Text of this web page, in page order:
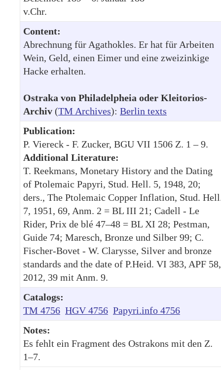
v.Chr.
Content:
Abrechnung für Agathokles. Er hat für Arbeiten
Wein, Geld, einen Eimer und eine zweizinkige
Hacke erhalten.
Ostraka von Philadelpheia oder Kleitorios-
Archiv (TM Archives): Berlin texts
Publication:
P. Viereck - F. Zucker, BGU VII 1506 Z. 1 – 9.
Additional Literature:
T. Reekmans, Monetary History and the Dating
of Ptolemaic Papyri, Stud. Hell. 5, 1948, 20;
ders., The Ptolemaic Copper Inflation, Stud.
7, 1951, 69, Anm. 2 = BL III 21; Cadell - Le
Rider, Prix de blé 47–48 = BL XI 28; Pestman,
Guide 74; Maresch, Bronze und Silber 99; C.
Fischer-Bovet - W. Clarysse, Silver and bronze
standards and the date of P.Heid. VI 383, APF 58,
2012, 39 mit Anm. 9.
Catalogs:
TM 4756 HGV 4756 Papyri.info 4756
Notes:
Es fehlt ein Fragment des Ostrakons mit den Z.
1–7.